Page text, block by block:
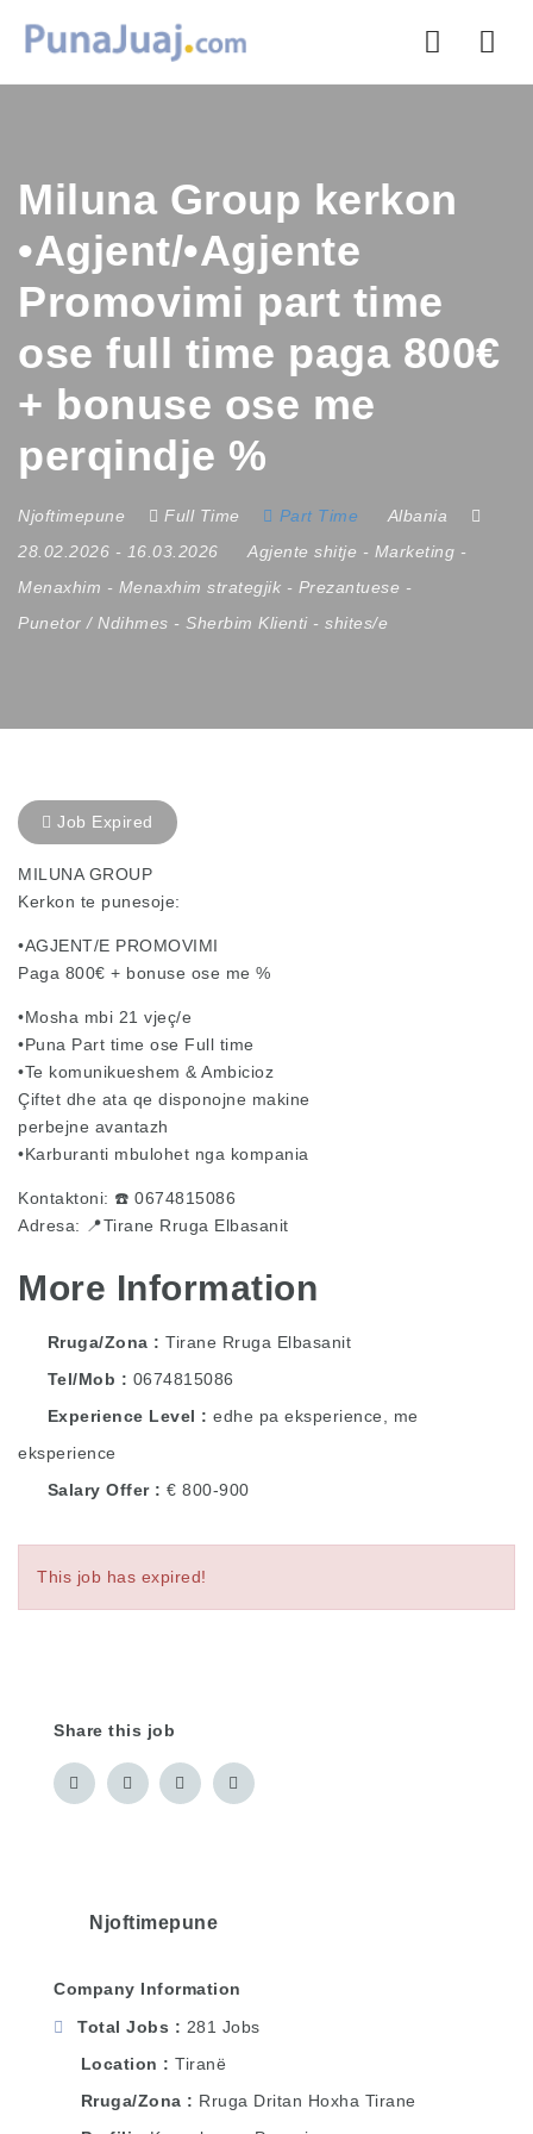
Miluna Group kerkon
•Agjent/•Agjente
Promovimi part time
ose full time paga 800€
+ bonuse ose me
perqindje %
Njoftimepune Full Time Part Time
Albania
28.02.2026 - 16.03.2026 Agjente shitje - Marketing -
Menaxhim - Menaxhim strategjik - Prezantuese -
Punetor / Ndihmes - Sherbim Klienti- shites/e
Job Expired
MILUNA GROUP
Kerkon te punesoje:
•AGJENT/E PROMOVIMI
Paga 800€ + bonuse ose me %
•Mosha mbi 21 vjeç/e
•Puna Part time ose Full time
•Te komunikueshem & Ambicioz
Çiftet dhe ata qe disponojne makine
perbejne avantazh
•Karburanti mbulohet nga kompania
Kontaktoni: ☎️ 0674815086
Adresa: 📍Tirane Rruga Elbasanit
More Information
Rruga/Zona
Tirane Rruga Elbasanit
Tel/Mob
0674815086
Experience Level
edhe pa eksperience, me
eksperience
Salary Offer
€ 800-900
This job has expired!
Share this job
Njoftimepune
Company Information
Total Jobs
281 Jobs
Location
Tiranë
Rruga/Zona
Rruga Dritan Hoxha Tirane